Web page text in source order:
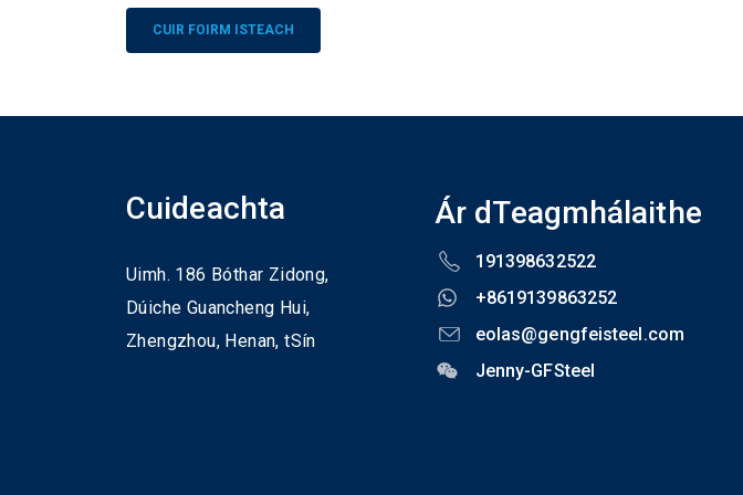
Cuideachta
Uimh. 186 Bóthar Zidong,
Dúiche Guancheng Hui,
Zhengzhou, Henan,tSín
Ár dTeagmhálaithe
191398632522
+8619139863252
eolas@gengfeisteel.com
Jenny-GFSteel